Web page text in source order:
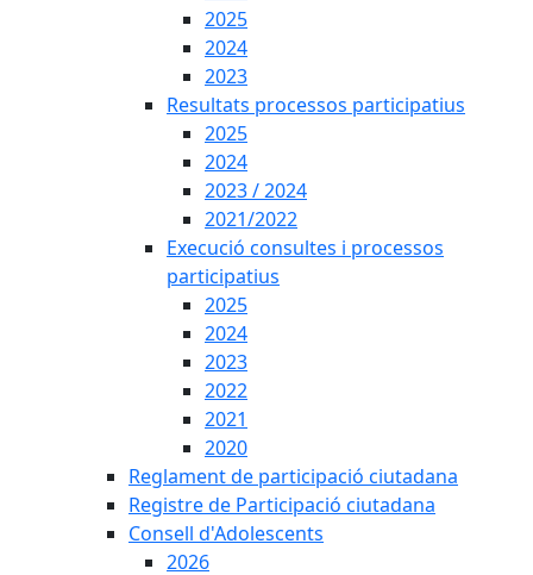
2025
2024
2023
Resultats processos participatius
2025
2024
2023 / 2024
2021/2022
Execució consultes i processos
participatius
2025
2024
2023
2022
2021
2020
Reglament de participació ciutadana
Registre de Participació ciutadana
Consell d'Adolescents
2026